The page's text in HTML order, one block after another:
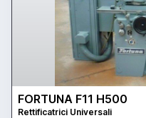
FORTUNA F11 H500
Rettificatrici Universali